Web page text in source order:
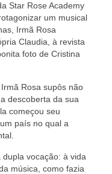
Star Rose Academy
um musical
Irmã Rosa
Claudia, à revista
foto de Cristina
Rosa supôs não
descoberta da sua
começou seu
país no qual a
vocação: à vida
música, como fazia